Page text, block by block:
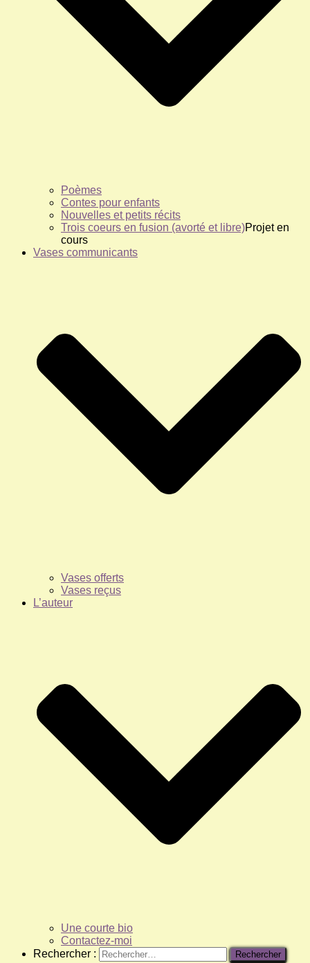
Poèmes
Contes pour enfants
Nouvelles et petits récits
Trois coeurs en fusion (avorté et libre)Projet en
cours
Vases communicants
Vases offerts
Vases reçus
L’auteur
Une courte bio
Contactez-moi
Rechercher :